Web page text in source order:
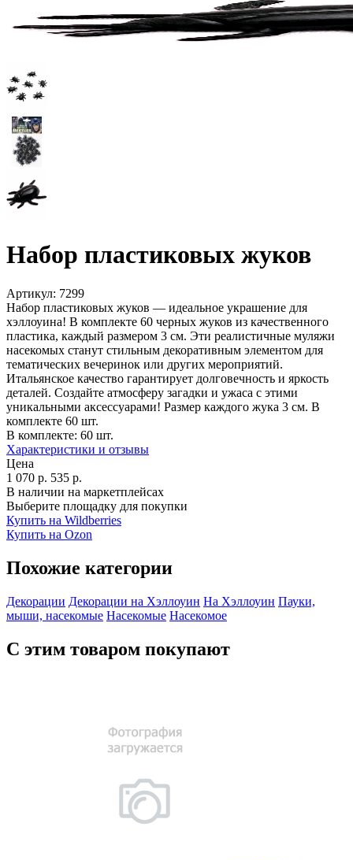
Набор пластиковых жуков
Артикул: 7299
Набор пластиковых жуков — идеальное украшение для
хэллоуина! В комплекте 60 черных жуков из качественного
пластика, каждый размером 3 см. Эти реалистичные муляжи
насекомых станут стильным декоративным элементом для
тематических вечеринок или других мероприятий.
Итальянское качество гарантирует долговечность и яркость
деталей. Создайте атмосферу загадки и ужаса с этими
уникальными аксессуарами! Размер каждого жука 3 см. В
комплекте 60 шт.
В комплекте: 60 шт.
Характеристики и отзывы
Цена
1 070 р. 535 р.
В наличии на маркетплейсах
Выберите площадку для покупки
Купить на Wildberries
Купить на Ozon
Похожие категории
Декорации Декорации на Хэллоуин На Хэллоуин Пауки,
мыши, насекомые Насекомые Насекомое
С этим товаром покупают